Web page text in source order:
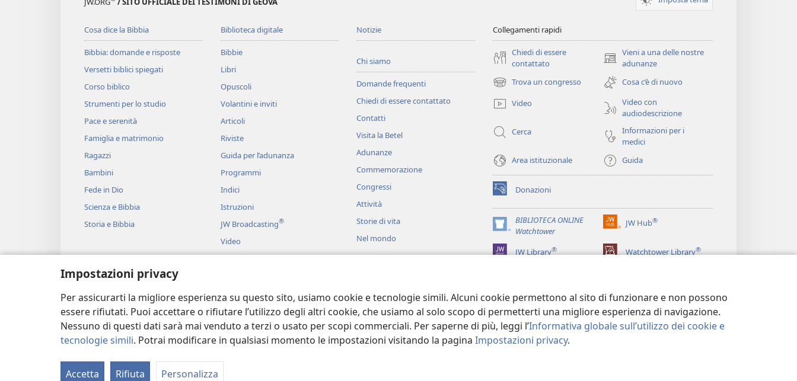
Impostazioni privacy
Per assicurarti la migliore esperienza su questo sito, usiamo cookie e tecnologie simili. Alcuni cookie permettono al sito di funzionare e non possono
essere rifiutati. Puoi accettare o rifiutare l’utilizzo degli altri cookie, che usiamo al solo scopo di permetterti una migliore esperienza di navigazione.
Nessuno di questi dati sarà mai venduto a terzi o usato per scopi commerciali. Per saperne di più, leggi l’Informativa globale sull’utilizzo dei cookie e
tecnologie simili. Potrai modificare in qualsiasi momento le impostazioni visitando la pagina Impostazioni privacy.
Accetta Rifiuta Personalizza
Cosa dice la Bibbia
Bibbia: domande e risposte
Versetti biblici spiegati
Corso biblico
Strumenti per lo studio
Pace e serenità
Famiglia e matrimonio
Ragazzi
Bambini
Fede in Dio
Scienza e Bibbia
Storia e Bibbia
Biblioteca digitale
Bibbie
Libri
Opuscoli
Volantini e inviti
Articoli
Riviste
Guida per l’adunanza
Programmi
Indici
Istruzioni
JW Broadcasting®
Video
Musica
Brani biblici recitati
Notizie
Chi siamo
Domande frequenti
Chiedi di essere contattato
Contatti
Visita la Betel
Adunanze
Commemorazione
Congressi
Attività
Storie di vita
Nel mondo
Collegamenti rapidi
Chiedi di essere
contattato
Vieni a una delle nostre
adunanze
(apre
una
nuova
finestra)
Trova un congresso
(apre
una
nuova
Cosa c’è di nuovo
Video
Video con
audiodescrizione
Cerca
Informazioni per i
medici
Area istituzionale
Guida
Donazioni
(apre
una
nuova
finestra)
BIBLIOTECA ONLINE
Watchtower
(apre
una
nuova
JW Hub®
(apre
nuova
JW Library® Watchtower Library®
Copyright© 2026 Watch Tower Bible and Tract Society of Pennsylvania. CONDIZIONI D’USO| INFORMATIVA SULLA PRIVACY